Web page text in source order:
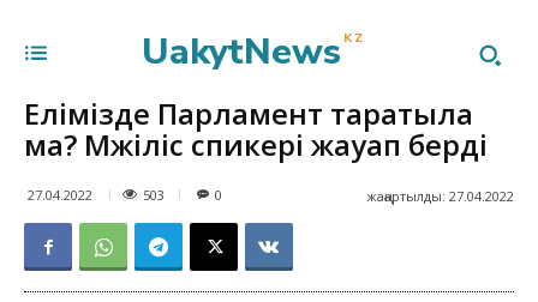
UakytNews KZ
Елімізде Парламент таратыла
ма? Мәжіліс спикері жауап берді
27.04.2022 503 жаңартылды: 27.04.2022
0